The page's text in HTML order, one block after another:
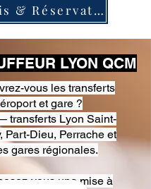
Devis & Réservation
LYON QCM
vous les transferts
et gare ?
transferts Lyon Saint-
Part-Dieu, Perrache et
gares régionales.
vous une mise à